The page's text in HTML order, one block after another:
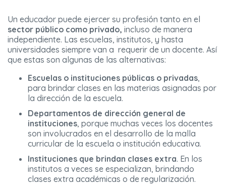
Un educador puede ejercer su profesión tanto en el
sector público como privado, incluso de manera
independiente. Las escuelas, institutos, y hasta
universidades siempre van a requerir de un docente. Así
que estas son algunas de las alternativas:
Escuelas o instituciones públicas o privadas,
para brindar clases en las materias asignadas por
la dirección de la escuela.
Departamentos de dirección general de
instituciones, porque muchas veces los docentes
son involucrados en el desarrollo de la malla
curricular de la escuela o institución educativa.
Instituciones que brindan clases extra. En los
institutos a veces se especializan, brindando
clases extra académicas o de regularización.